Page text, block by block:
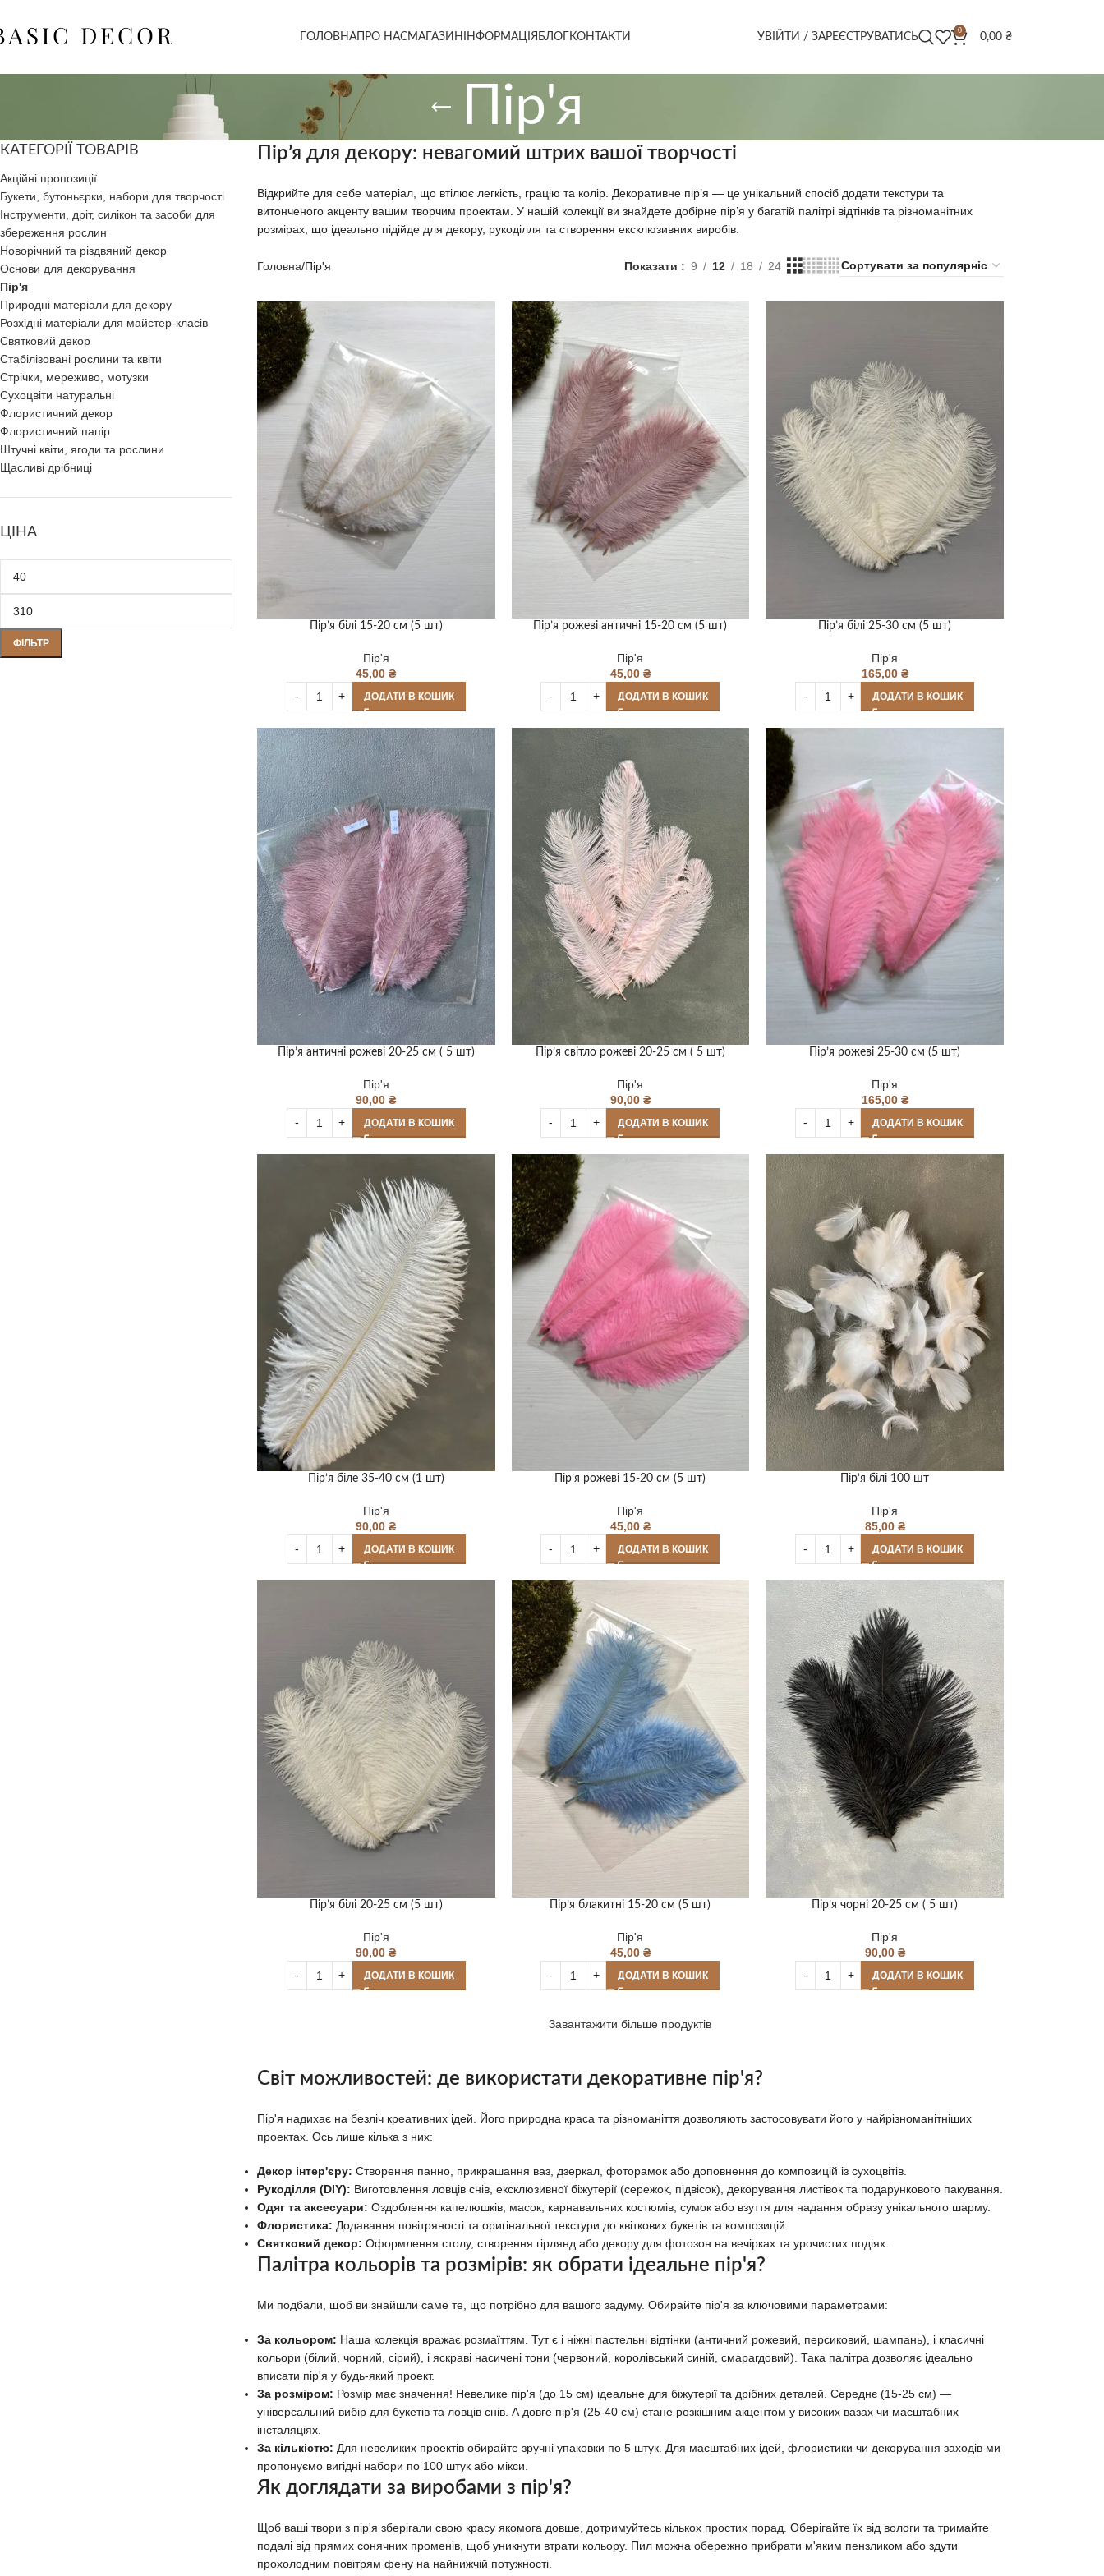
ГОЛОВНАПРО НАСМАГАЗИН ІНФОРМАЦІЯ БЛОГ КОНТАКТИ УВІЙТИ / ЗАРЕЄСТРУВАТИСЬ
0
0,00 ₴
Пір'я
КАТЕГОРІЇ ТОВАРІВ
Акційні пропозиції
Букети, бутоньєрки, набори для творчості
Інструменти, дріт, силікон та засоби для
збереження рослин
Новорічний та різдвяний декор
Основи для декорування
Пір'я
Природні матеріали для декору
Розхідні матеріали для майстер-класів
Святковий декор
Стабілізовані рослини та квіти
Стрічки, мереживо, мотузки
Сухоцвіти натуральні
Флористичний декор
Флористичний папір
Штучні квіти, ягоди та рослини
Щасливі дрібниці
ЦІНА
ФІЛЬТР
Пір’я для декору: невагомий штрих вашої творчості
Відкрийте для себе матеріал, що втілює легкість, грацію та колір. Декоративне пір’я — це унікальний спосіб додати текстури та
витонченого акценту вашим творчим проектам. У нашій колекції ви знайдете добірне пір’я у багатій палітрі відтінків та різноманітних
розмірах, що ідеально підійде для декору, рукоділля та створення ексклюзивних виробів.
Головна Пір'я Показати 9 12 18 24
Пір’я білі 15-20 см (5 шт)
Пір'я
45,00₴
ДОДАТИ В КОШИК
Пір’я рожеві античні 15-20 см (5 шт)
Пір'я
45,00 ₴
ДОДАТИ В КОШИК
Пір’я білі 25-30 см (5 шт)
Пір'я
165,00 ₴
ДОДАТИ В КОШИК
Пір’я античні рожеві 20-25 см ( 5 шт)
Пір'я
90,00₴
ДОДАТИ В КОШИК
Пір’я світло рожеві 20-25 см ( 5 шт)
Пір'я
90,00 ₴
ДОДАТИ В КОШИК
Пір’я рожеві 25-30 см (5 шт)
Пір'я
165,00 ₴
ДОДАТИ В КОШИК
Пір’я біле 35-40 см (1 шт)
Пір'я
90,00₴
ДОДАТИ В КОШИК
Пір’я рожеві 15-20 см (5 шт)
Пір'я
45,00 ₴
ДОДАТИ В КОШИК
Пір’я білі 100 шт
Пір'я
85,00 ₴
ДОДАТИ В КОШИК
Пір’я білі 20-25 см (5 шт)
Пір'я
90,00₴
ДОДАТИ В КОШИК
Пір’я блакитні 15-20 см (5 шт)
Пір'я
45,00 ₴
ДОДАТИ В КОШИК
Пір’я чорні 20-25 см ( 5 шт)
Пір'я
90,00 ₴
ДОДАТИ В КОШИК
Завантажити більше продуктів
Світ можливостей: де використати декоративне пір'я?
Пір'я надихає на безліч креативних ідей. Його природна краса та різноманіття дозволяють застосовувати його у найрізноманітніших
проектах. Ось лише кілька з них:
Декор інтер'єру: Створення панно, прикрашання ваз, дзеркал, фоторамок або доповнення до композицій із сухоцвітів.
Рукоділля (DIY): Виготовлення ловців снів, ексклюзивної біжутерії (сережок, підвісок), декорування листівок та подарункового пакування.
Одяг та аксесуари: Оздоблення капелюшків, масок, карнавальних костюмів, сумок або взуття для надання образу унікального шарму.
Флористика: Додавання повітряності та оригінальної текстури до квіткових букетів та композицій.
Святковий декор: Оформлення столу, створення гірлянд або декору для фотозон на вечірках та урочистих подіях.
Палітра кольорів та розмірів: як обрати ідеальне пір'я?
Ми подбали, щоб ви знайшли саме те, що потрібно для вашого задуму. Обирайте пір'я за ключовими параметрами:
За кольором: Наша колекція вражає розмаїттям. Тут є і ніжні пастельні відтінки (античний рожевий, персиковий, шампань), і класичні
кольори (білий, чорний, сірий), і яскраві насичені тони (червоний, королівський синій, смарагдовий). Така палітра дозволяє ідеально
вписати пір'я у будь-який проект.
За розміром: Розмір має значення! Невелике пір'я (до 15 см) ідеальне для біжутерії та дрібних деталей. Середнє (15-25 см) —
універсальний вибір для букетів та ловців снів. А довге пір'я (25-40 см) стане розкішним акцентом у високих вазах чи масштабних
інсталяціях.
За кількістю: Для невеликих проектів обирайте зручні упаковки по 5 штук. Для масштабних ідей, флористики чи декорування заходів ми
пропонуємо вигідні набори по 100 штук або мікси.
Як доглядати за виробами з пір'я?
Щоб ваші твори з пір'я зберігали свою красу якомога довше, дотримуйтесь кількох простих порад. Оберігайте їх від вологи та тримайте
подалі від прямих сонячних променів, щоб уникнути втрати кольору. Пил можна обережно прибрати м'яким пензликом або здути
прохолодним повітрям фену на найнижчій потужності.